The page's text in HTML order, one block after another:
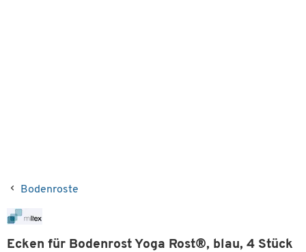
Bodenroste
Ecken für Bodenrost Yoga Rost®, blau, 4 Stück